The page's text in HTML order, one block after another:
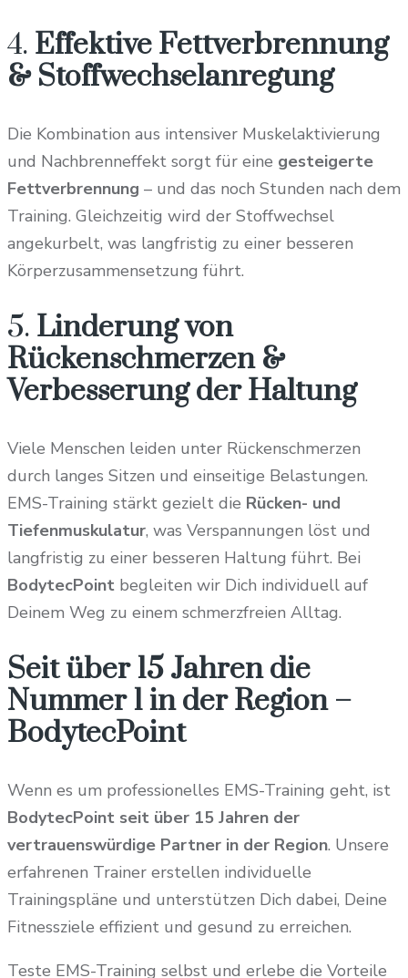
4. Effektive Fettverbrennung
& Stoffwechselanregung
Die Kombination aus intensiver Muskelaktivierung
und Nachbrenneffekt sorgt für eine gesteigerte
Fettverbrennung – und das noch Stunden nach dem
Training. Gleichzeitig wird der Stoffwechsel
angekurbelt, was langfristig zu einer besseren
Körperzusammensetzung führt.
5. Linderung von
Rückenschmerzen &
Verbesserung der Haltung
Viele Menschen leiden unter Rückenschmerzen
durch langes Sitzen und einseitige Belastungen.
EMS-Training stärkt gezielt die Rücken- und
Tiefenmuskulatur, was Verspannungen löst und
langfristig zu einer besseren Haltung führt. Bei
BodytecPoint begleiten wir Dich individuell auf
Deinem Weg zu einem schmerzfreien Alltag.
Seit über 15 Jahren die
Nummer 1 in der Region –
BodytecPoint
Wenn es um professionelles EMS-Training geht, ist
BodytecPoint seit über 15 Jahren der
vertrauenswürdige Partner in der Region. Unsere
erfahrenen Trainer erstellen individuelle
Trainingspläne und unterstützen Dich dabei, Deine
Fitnessziele effizient und gesund zu erreichen.
Teste EMS-Training selbst und erlebe die Vorteile